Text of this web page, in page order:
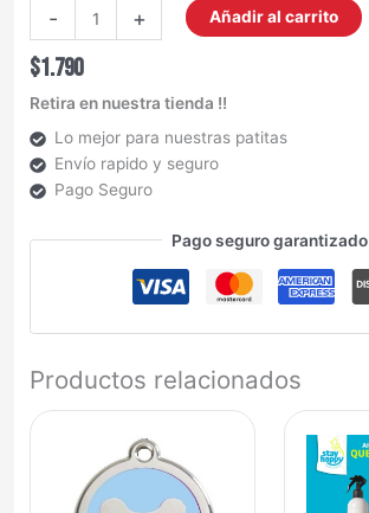
- + Añadir al carrito
$1.790
Retira en nuestra tienda !!
Lo mejor para nuestras patitas
Envío rapido y seguro
Pago Seguro
Pago seguro garantizado
Productos relacionados